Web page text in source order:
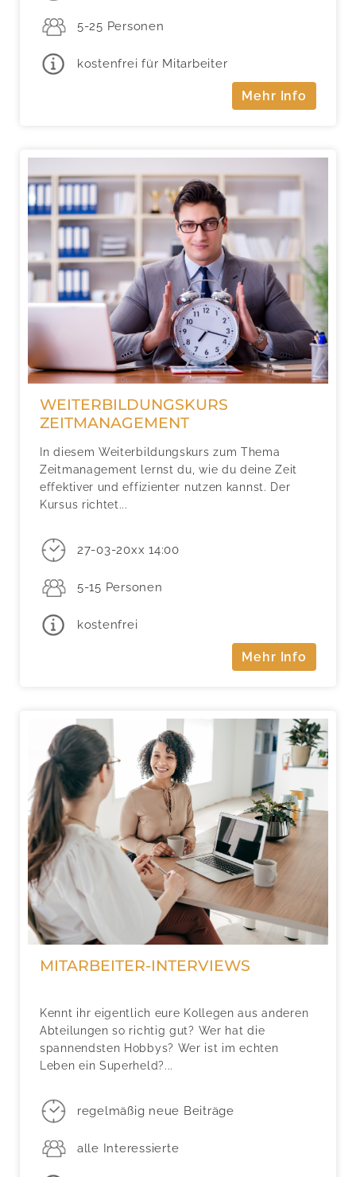
5-25 Personen
kostenfrei für Mitarbeiter
Mehr Info
WEITERBILDUNGSKURS
ZEITMANAGEMENT
In diesem Weiterbildungskurs zum Thema
Zeitmanagement lernst du, wie du deine Zeit
effektiver und effizienter nutzen kannst. Der
Kursus richtet...
27-03-20xx 14:00
5-15 Personen
kostenfrei
Mehr Info
MITARBEITER-INTERVIEWS
Kennt ihr eigentlich eure Kollegen aus anderen
Abteilungen so richtig gut? Wer hat die
spannendsten Hobbys? Wer ist im echten
Leben ein Superheld?...
regelmäßig neue Beiträge
alle Interessierte